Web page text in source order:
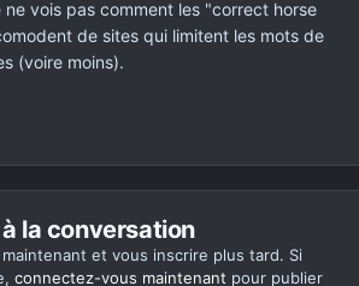
vois pas comment les "correct horse
de sites qui limitent les mots de
(voire moins).
la conversation
et vous inscrire plus tard. Si
connectez-vous maintenant pour publier